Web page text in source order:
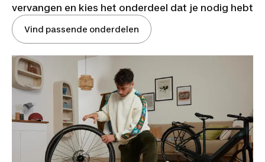
vervangen en kies het onderdeel dat je nodig hebt
Vind passende onderdelen